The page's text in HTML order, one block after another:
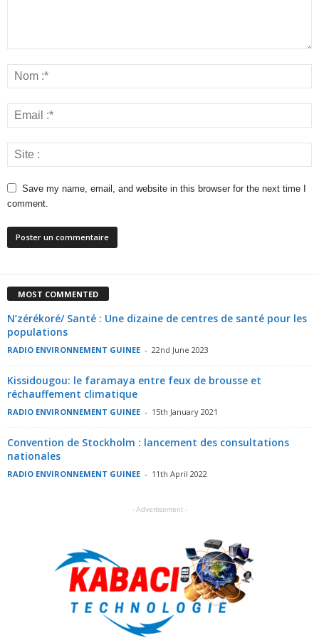
Save my name, email, and website in this browser for the next time I
comment.
MOST COMMENTED
N’zérékoré/ Santé : Une dizaine de centres de santé pour les
populations
RADIO ENVIRONNEMENT GUINEE - 22nd June 2023
Kissidougou: le faramaya entre feux de brousse et
réchauffement climatique
RADIO ENVIRONNEMENT GUINEE - 15th January 2021
Convention de Stockholm : lancement des consultations
nationales
RADIO ENVIRONNEMENT GUINEE - 11th April 2022
- Advertisement -